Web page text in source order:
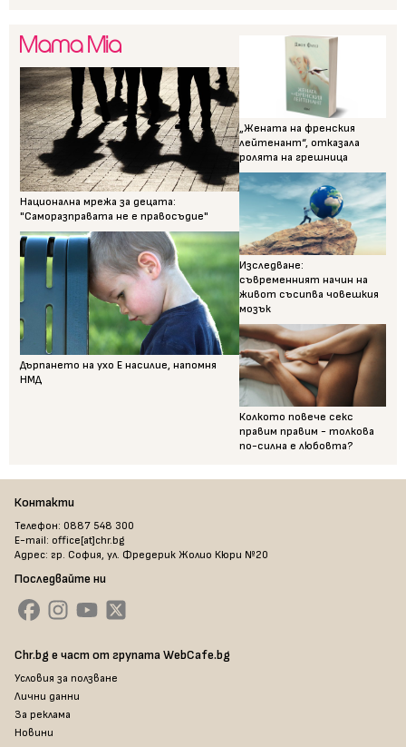
Национална мрежа за децата:
"Саморазправата не е правосъдие"
Дърпането на ухо Е насилие, напомня
НМД
„Жената на френския
лейтенант“, отказала
ролята на грешница
Изследване:
съвременният начин на
живот съсипва човешкия
мозък
Колкото повече секс
правим правим - толкова
по-силна е любовта?
Контакти
Телефон: 0887 548 300
E-mail: office[at]chr.bg
Адрес: гр. София, ул. Фредерик Жолио Кюри №20
Последвайте ни
Chr.bg е част от групата WebCafe.bg
Условия за ползване
Лични данни
За реклама
Новини